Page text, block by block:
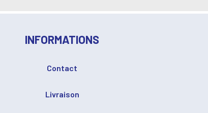
INFORMATIONS
Contact
Livraison